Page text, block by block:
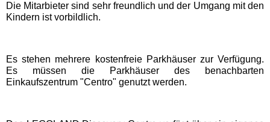
Schloß Dankern
Serengeti-Park
Die Mitarbieter sind sehr freundlich und der Umgang mit den
Kindern ist vorbildlich.
Es stehen mehrere kostenfreie Parkhäuser zur Verfügung.
Es müssen die Parkhäuser des benachbarten
Einkaufszentrum "Centro" genutzt werden.